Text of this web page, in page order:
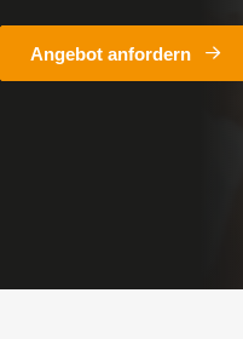
Angebot anfordern